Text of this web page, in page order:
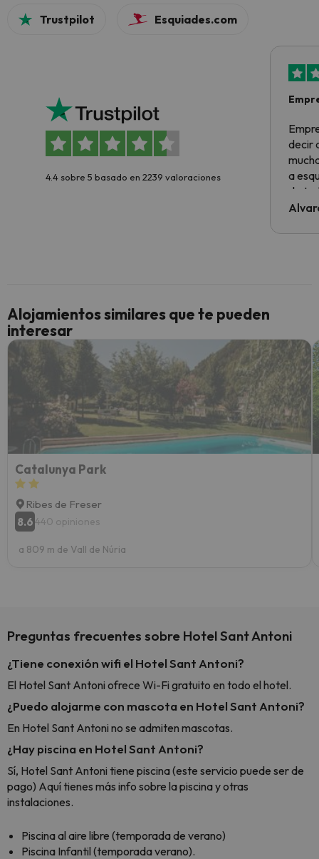
Trustpilot Esquiades.com
4.4 sobre 5 basado en 2239 valoraciones
decir
a
de
al
culpa
yo.
Alojamientos similares que te pueden
interesar
Catalunya Park
Ribes de Freser
8.6440 opiniones
a 809 m de Vall de Núria
Preguntas frecuentes sobre Hotel Sant Antoni
¿Tiene conexión wifi el Hotel Sant Antoni?
El Hotel Sant Antoni ofrece Wi-Fi gratuito en todo el hotel.
¿Puedo alojarme con mascota en Hotel Sant Antoni?
En Hotel Sant Antoni no se admiten mascotas.
¿Hay piscina en Hotel Sant Antoni?
Sí, Hotel Sant Antoni tiene piscina (este servicio puede ser de
pago) Aquí tienes más info sobre la piscina y otras
instalaciones.
Piscina al aire libre (temporada de verano)
Piscina Infantil (temporada verano).